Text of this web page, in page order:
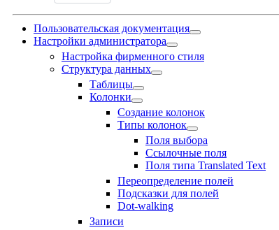
Пользовательская документация
Настройки администратора
Настройка фирменного стиля
Структура данных
Таблицы
Колонки
Создание колонок
Типы колонок
Поля выбора
Ссылочные поля
Поля типа Translated Text
Переопределение полей
Подсказки для полей
Dot-walking
Записи